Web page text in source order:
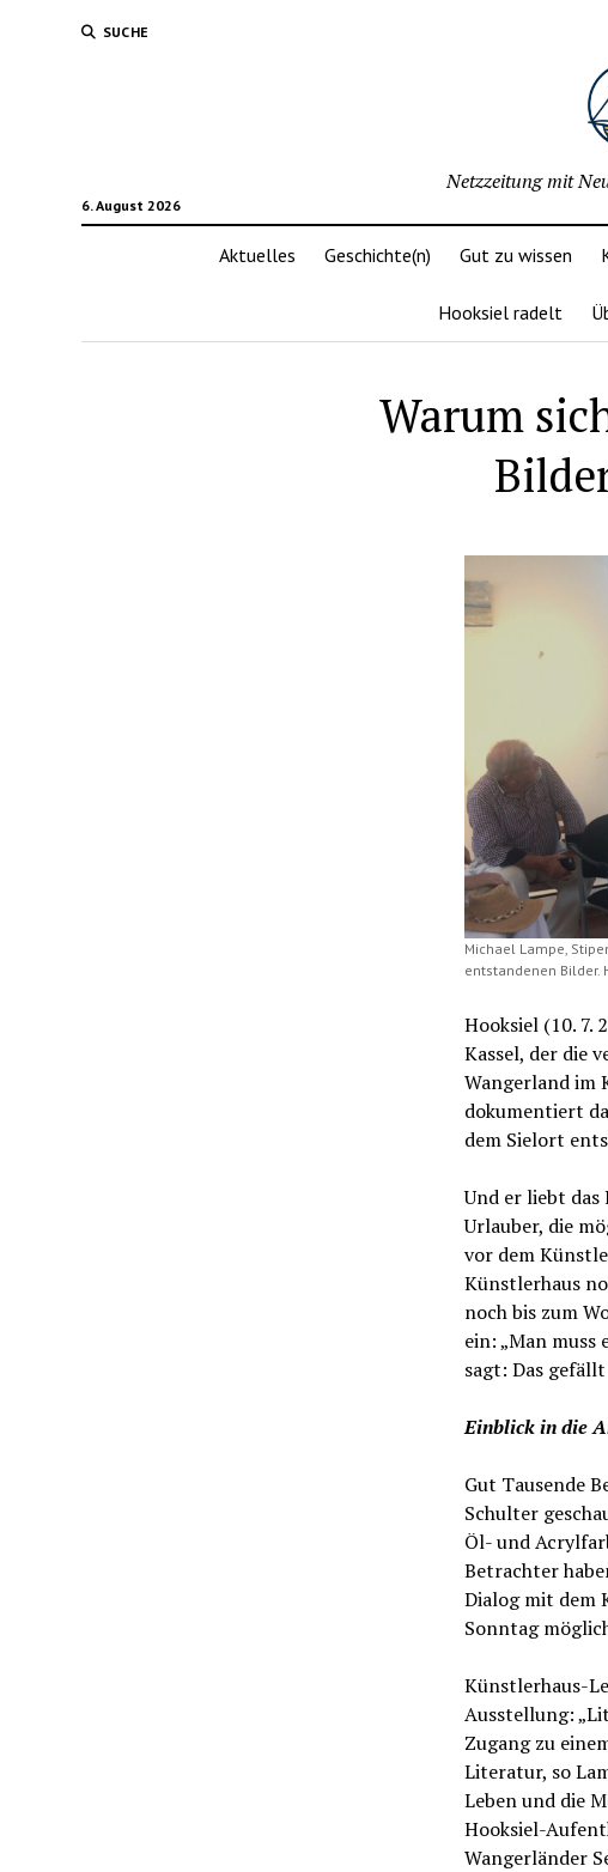
SUCHE
6. August 2026
Netzzeitung mit
Aktuelles Geschichte(n) Gut zu wissen
Hooksiel radelt
Warum
Michael Lampe,
entstandenen Bilder.
Hooksiel (10. 7.
Kassel, der die
Wangerland im
dokumentiert
dem Sielort
Und er liebt das
Urlauber, die
vor dem
Künstlerhaus
noch bis zum
ein: „Man muss
sagt: Das
Einblick in die
Gut Tausende
Schulter
Öl- und
Betrachter
Dialog mit dem
Sonntag
Künstlerhaus-
Ausstellung:
Zugang zu
Literatur, so
Leben und die
Hooksiel-
Wangerländer